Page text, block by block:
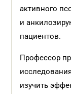
активного
и
пациентов.
Профессор
изучить